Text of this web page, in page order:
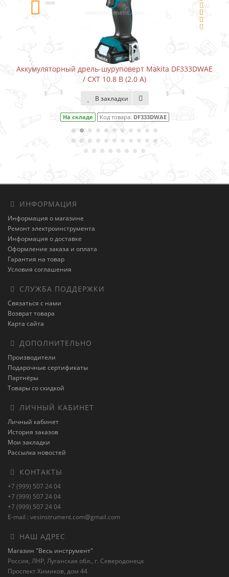
Makita DF333DWAE
DF333DWAE
Аккумуляторный шуруповерт-
В закладки
На складе Код товара:
ИНФОРМАЦИЯ
Информация о магазине
Ремонт электроинструмента
Информация о доставке
Оформление заказа и оплата
Гарантия на товар
Условия соглашения
СЛУЖБА ПОДДЕРЖКИ
Связаться с нами
Возврат товара
Карта сайта
ДОПОЛНИТЕЛЬНО
Производители
Подарочные сертификаты
Партнёры
Товары со скидкой
ЛИЧНЫЙ КАБИНЕТ
Личный кабинет
История заказов
Мои закладки
Рассылка новостей
КОНТАКТЫ
+7 (999) 507 24 04
+7 (999) 507 24 04
+7 (999) 507 24 04
E-mail : vesinstrument.com@gmail.com
НАШ АДРЕС
Магазин "Весь инструмент"
Россия, ЛНР, Луганская обл., г. Северодонецк
Проспект Химиков, дом 44